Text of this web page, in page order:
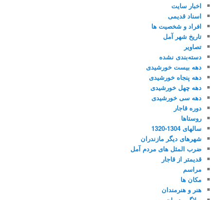
اخبار سایت
اسناد قدیمی
افراد و شخصیت ها
تاریخ شهر آمل
تصاویر
دسته‌بندی نشده
دهه بیست خورشیدی
دهه پنجاه خورشیدی
دهه چهل خورشیدی
دهه سی خورشیدی
دوره قاجار
روستاها
سالهای 1304-1320
شهرهای دیگر مازندران
ضرب المثل های مردم آمل
قدیمتر از قاجار
مراسم
مکان ها
هنر و هنرمندان